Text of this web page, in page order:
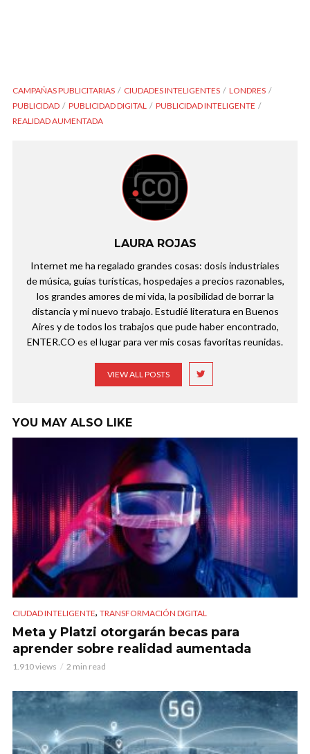
CAMPAÑAS PUBLICITARIAS CIUDADES INTELIGENTES
LONDRES
PUBLICIDAD
PUBLICIDAD DIGITAL
PUBLICIDAD INTELIGENTE
REALIDAD AUMENTADA
LAURA ROJAS
Internet me ha regalado grandes cosas: dosis industriales
de música, guías turísticas, hospedajes a precios razonables,
los grandes amores de mi vida, la posibilidad de borrar la
distancia y mi nuevo trabajo. Estudié literatura en Buenos
Aires y de todos los trabajos que pude haber encontrado,
ENTER.CO es el lugar para ver mis cosas favoritas reunidas.
VIEW ALL POSTS
YOU MAY ALSO LIKE
CIUDAD INTELIGENTE, TRANSFORMACIÓN DIGITAL
Meta y Platzi otorgarán becas para
aprender sobre realidad aumentada
1.910 views 2 min read